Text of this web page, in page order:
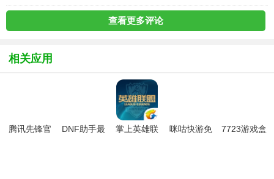
查看更多评论
相关应用
腾讯先锋官
DNF助手最
掌上英雄联
咪咕快游免
7723游戏盒